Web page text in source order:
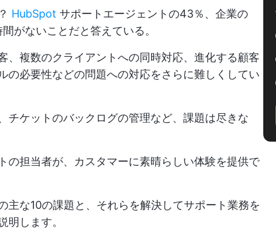
HubSpot サポートエージェントの43％、企業の
がないことだと答えている。
、複数のクライアントへの同時対応、進化する顧客
の必要性などの問題への対応をさらに難しくしてい
チケットのバックログの管理など、課題は尽きな
の担当者が、カスタマーに素晴らしい体験を提供で
主な10の課題と、それらを解決してサポート業務を
明します。